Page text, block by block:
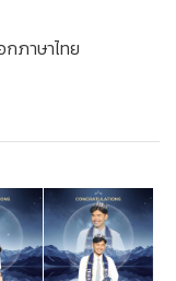
ภาษาไทย